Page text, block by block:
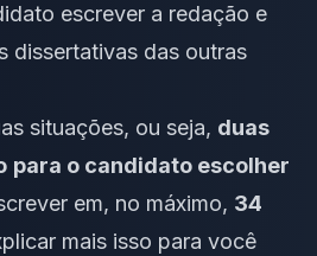
escrever a redação e
dissertativas das outras
situações, ou seja, duas
para o candidato escolher
em, no máximo, 34
mais isso para você